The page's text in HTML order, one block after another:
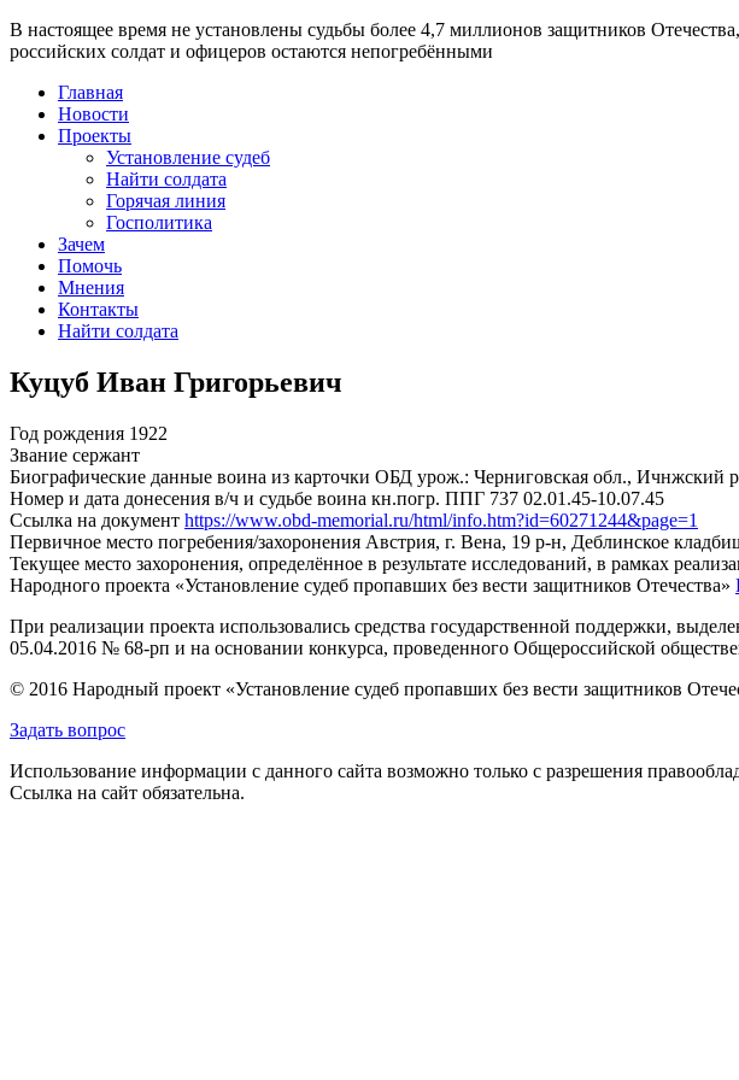
В настоящее время не установлены судьбы более 4,7 миллионов защитников Отечества
российских солдат и офицеров остаются непогребёнными
Главная
Новости
Проекты
Установление судеб
Найти солдата
Горячая линия
Госполитика
Зачем
Помочь
Мнения
Контакты
Найти солдата
Куцуб Иван Григорьевич
Год рождения 1922
Звание сержант
Биографические данные воина из карточки ОБД урож.: Черниговская обл.,
Номер и дата донесения в/ч и судьбе воина кн.погр. ППГ 737 02.01.45-10.07.45
Ссылка на документ https://www.obd-memorial.ru/html/info.htm?id=60271244&page=1
Первичное место погребения/захоронения Австрия, г. Вена, 19 р-н, Деблинское
Текущее место захоронения, определённое в результате исследований, в рамках
Народного проекта «Установление судеб пропавших без вести защитников Отечества»
При реализации проекта использовались средства государственной поддержки,
05.04.2016 № 68-рп и на основании конкурса, проведенного Общероссийской
© 2016 Народный проект «Установление судеб пропавших без вести защитников
Задать вопрос
Использование информации с данного сайта возможно только с разрешения
Ссылка на сайт обязательна.